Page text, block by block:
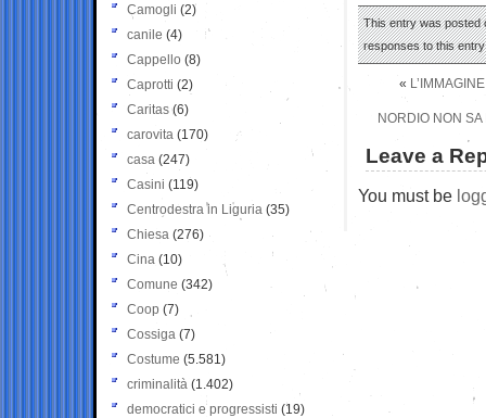
This entry was posted
responses to this
«
NORDIO NON
Leave a
You must be
Camogli (2)
canile (4)
Cappello (8)
Caprotti (2)
Caritas (6)
carovita (170)
casa (247)
Casini (119)
Centrodestra in Liguria (35)
Chiesa (276)
Cina (10)
Comune (342)
Coop (7)
Cossiga (7)
Costume (5.581)
criminalità (1.402)
democratici e progressisti (19)